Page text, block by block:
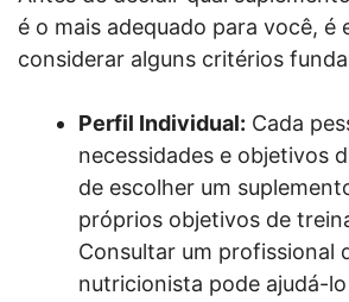
é o mais adequado para você, é
considerar alguns critérios
Perfil Individual: Cada
necessidades e objetivos
de escolher um
próprios objetivos de
Consultar um profissional
nutricionista pode ajudá-